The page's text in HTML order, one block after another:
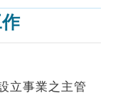
立事業之主管